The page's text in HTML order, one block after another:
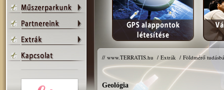
// www.TERRATIS.hu / Extrák / Földmérő
Geológia